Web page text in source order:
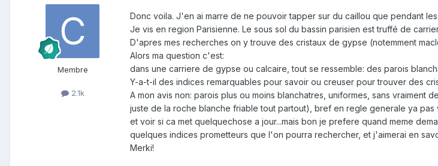
Membre
2.1k
Donc voila. J'en ai marre de ne pouvoir tapper sur du caillou que pendant
Je vis en region Parisienne. Le sous sol du bassin parisien est truffé de
D'apres mes recherches on y trouve des cristaux de gypse (notemment
Alors ma question c'est:
dans une carriere de gypse ou calcaire, tout se ressemble: des parois
Y-a-t-il des indices remarquables pour savoir ou creuser pour trouver des
A mon avis non: parois plus ou moins blanchatres, uniformes, sans vraiment
juste de la roche blanche friable tout partout), bref en regle generale ya
et voir si ca met quelquechose a jour...mais bon je prefere quand meme
quelques indices prometteurs que l'on pourra rechercher, et j'aimerai en
Merki!